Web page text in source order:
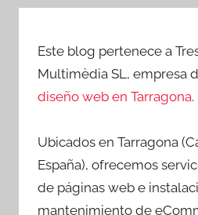
Este blog pertenece a
Multimèdia SL, empresa
diseño web en Tarragona.
Ubicados en Tarragona
España), ofrecemos
de páginas web e
mantenimiento de